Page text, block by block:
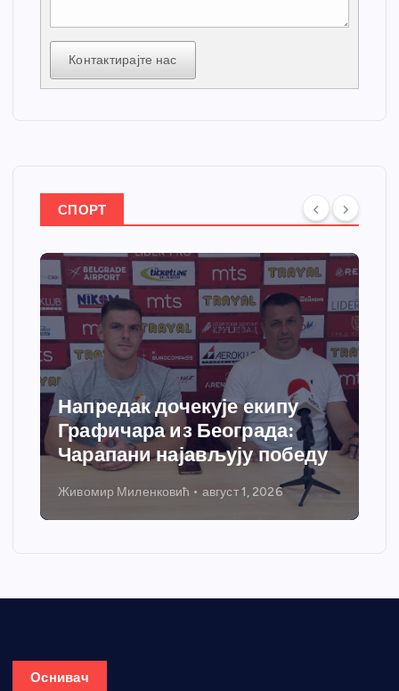
Контактирајте нас
СПОРТ
Напредак дочекује екипу
Графичара из Београда:
Чарапани најављују победу
Живомир Миленковић август 1, 2026
Оснивач